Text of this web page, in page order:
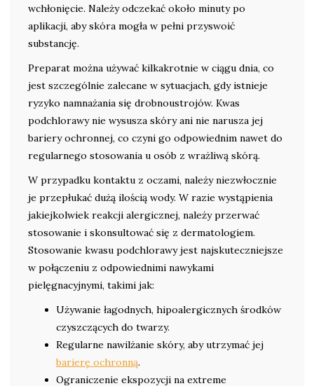
wchłonięcie. Należy odczekać około minuty po
aplikacji, aby skóra mogła w pełni przyswoić
substancję.
Preparat można używać kilkakrotnie w ciągu dnia, co
jest szczególnie zalecane w sytuacjach, gdy istnieje
ryzyko namnażania się drobnoustrojów. Kwas
podchlorawy nie wysusza skóry ani nie narusza jej
bariery ochronnej, co czyni go odpowiednim nawet do
regularnego stosowania u osób z wrażliwą skórą.
W przypadku kontaktu z oczami, należy niezwłocznie
je przepłukać dużą ilością wody. W razie wystąpienia
jakiejkolwiek reakcji alergicznej, należy przerwać
stosowanie i skonsultować się z dermatologiem.
Stosowanie kwasu podchlorawy jest najskuteczniejsze
w połączeniu z odpowiednimi nawykami
pielęgnacyjnymi, takimi jak:
Używanie łagodnych, hipoalergicznych środków
czyszczących do twarzy.
Regularne nawilżanie skóry, aby utrzymać jej
barierę ochronną.
Ograniczenie ekspozycji na extreme